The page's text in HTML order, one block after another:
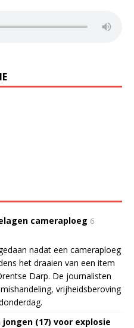
cameraploeg 6
nadat een cameraploeg
het draaien van een item
Darp. De journalisten
vrijheidsberoving
(17) voor explosie